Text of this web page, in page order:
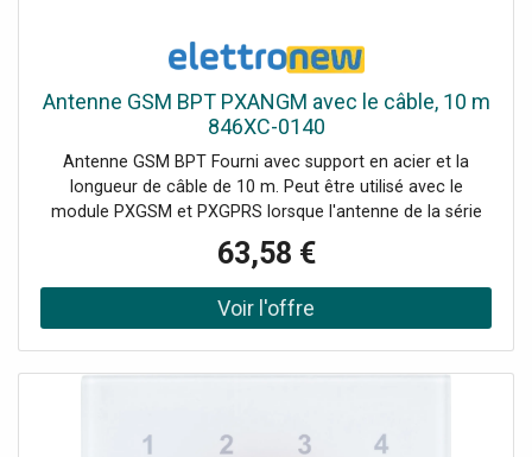
Antenne GSM BPT PXANGM avec le câble, 10 m
846XC-0140
Antenne GSM BPT Fourni avec support en acier et la
longueur de câble de 10 m. Peut être utilisé avec le
module PXGSM et PXGPRS lorsque l'antenne de la série
ne reçoit pas de signal adéquat.
63,58 €